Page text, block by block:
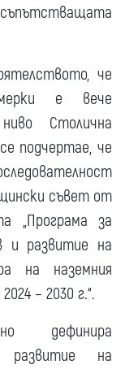
че
е вече
Столична
подчертае, че
съвет от
„Програма за
и развитие на
на наземния
– 2030 г.“.
дефинира
развитие на